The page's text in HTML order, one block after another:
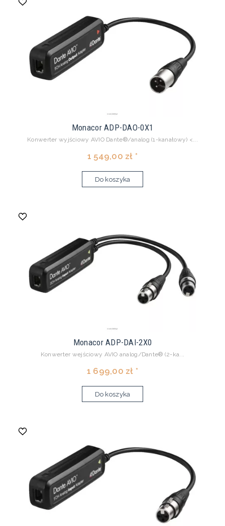
Monacor ADP-DAO-0X1
Konwerter wyjściowy AVIO Dante®/analog (1-kanałowy) <...
1 549,00 zł *
Do koszyka
Monacor ADP-DAI-2X0
Konwerter wejściowy AVIO analog/Dante® (2-ka...
1 699,00 zł *
Do koszyka